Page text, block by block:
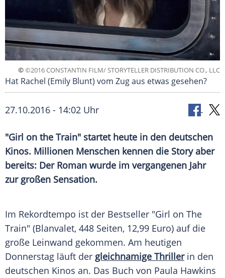
©©2016 CONSTANTIN FILM/ STORYTELLER DISTRIBUTION CO., LLC
Hat Rachel (Emily Blunt) vom Zug aus etwas gesehen?
27.10.2016 - 14:02 Uhr
"Girl on the Train" startet heute in den deutschen
Kinos. Millionen Menschen kennen die Story aber
bereits: Der Roman wurde im vergangenen Jahr
zur großen Sensation.
Im Rekordtempo ist der Bestseller "Girl on The
Train" (Blanvalet, 448 Seiten, 12,99 Euro) auf die
große Leinwand gekommen. Am heutigen
Donnerstag läuft der gleichnamige Thrillerin den
deutschen Kinos an. Das Buch von Paula Hawkins